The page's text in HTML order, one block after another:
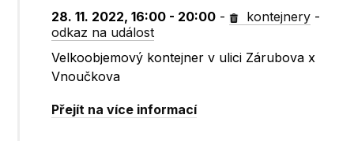
28. 11. 2022, 16:00 - 20:00 - kontejnery -
odkaz na událost
Velkoobjemový kontejner v ulici Zárubova x
Vnoučkova
Přejít na více informací